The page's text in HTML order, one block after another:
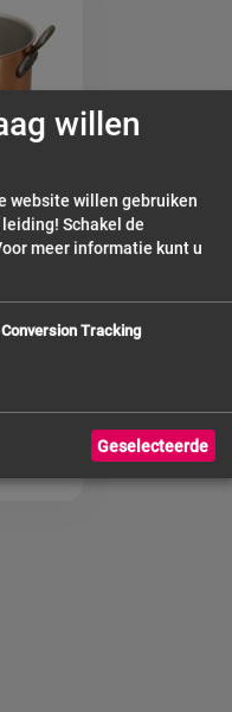
7,6
willen
website willen gebruiken
Schakel de
meer informatie kunt u
Tracking
Geselecteerde